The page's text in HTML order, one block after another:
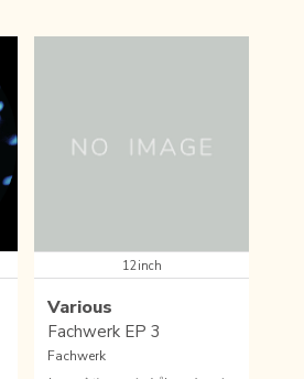
12inch
Various
Fachwerk EP 3
Fachwerk